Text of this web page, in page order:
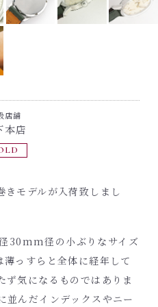
店舗
本店
きモデルが入荷致しまし
30mm径の小ぶりなサイズ
っすらと全体に経年して
ず気になるものではありま
並んだインデックスやニー